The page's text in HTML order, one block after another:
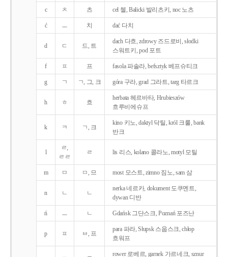
c ㅊ 츠 cel 첼, Balicki 발리츠키, noc 노츠
ć ㅡ 치 dać 다치
d ㄷ 드, 트
dach 다흐, zdrowy 즈드로비, słodki
스워트키, pod 포트
f ㅍ 프 fasola 파솔라, befsztyk 베프슈티크
g ㄱ ㄱ, 그, 크 góra 구라, grad 그라트, targ 타르크
h ㅎ 흐
herbata 헤르바타, Hrubieszów
흐루비에슈프
k ㅋ ㄱ, 크
kino 키노, daktyl 닥틸, król 크룰, bank
반크
l
ㄹ,
ㄹㄹ
ㄹ lis 리스, kolano 콜라노, motyl 모틸
m ㅁ ㅁ, 므 most 모스트, zimno 짐노, sam 삼
n ㄴ ㄴ
nerka 네르카, dokument 도쿠멘트,
dywan 디반
ń ㅡ ㄴ Gdańsk 그단스크, Poznań 포즈난
p ㅍ ㅂ, 프
para 파라, Słupsk 스웁스크, chłop
흐워프
rower 로베르, garnek 가르네크, sznur